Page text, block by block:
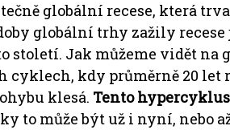
globální recese, která
globální trhy zažily
století. Jak můžeme vidět na
cyklech, kdy průměrně 20 let
klesá. Tento
to může být už i nyní, nebo